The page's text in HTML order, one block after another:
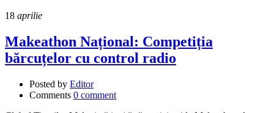
18 aprilie
Makeathon Național: Competiția
bărcuțelor cu control radio
Posted by Editor
Comments 0 comment